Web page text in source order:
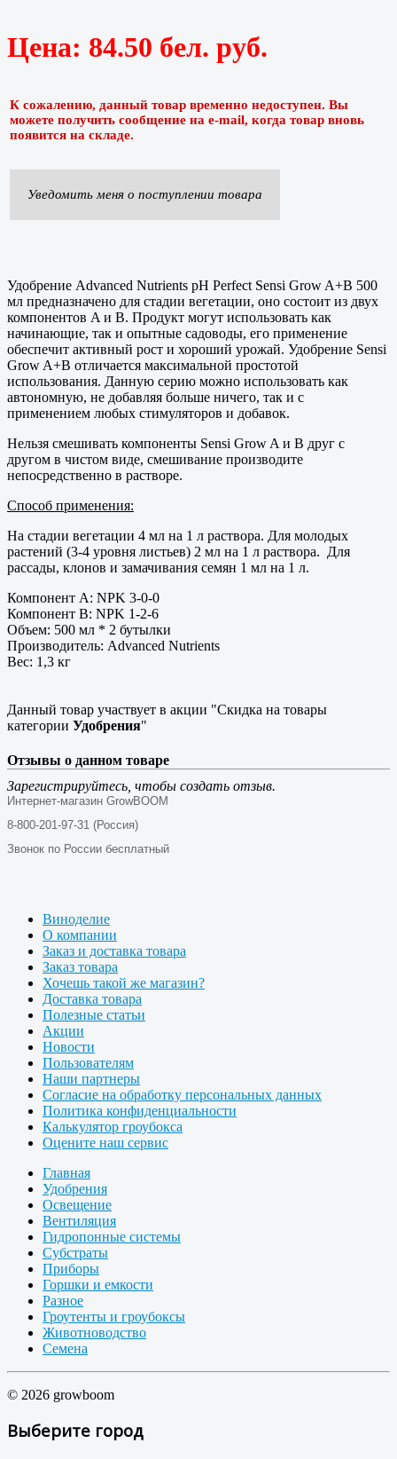
Цена: 84.50 бел. руб.
К сожалению, данный товар временно недоступен. Вы
можете получить сообщение на e-mail, когда товар вновь
появится на складе.
Уведомить меня о поступлении товара
Удобрение Advanced Nutrients рН Perfect Sensi Grow A+B 500
мл предназначено для стадии вегетации, оно состоит из двух
компонентов A и B. Продукт могут использовать как
начинающие, так и опытные садоводы, его применение
обеспечит активный рост и хороший урожай. Удобрение Sensi
Grow A+B отличается максимальной простотой
использования. Данную серию можно использовать как
автономную, не добавляя больше ничего, так и с
применением любых стимуляторов и добавок.
Нельзя смешивать компоненты Sensi Grow A и B друг с
другом в чистом виде, смешивание производите
непосредственно в растворе.
Способ применения:
На стадии вегетации 4 мл на 1 л раствора. Для молодых
растений (3-4 уровня листьев) 2 мл на 1 л раствора. Для
рассады, клонов и замачивания семян 1 мл на 1 л.
Компонент A: NPK 3-0-0
Компонент B: NPK 1-2-6
Объем: 500 мл * 2 бутылки
Производитель: Advanced Nutrients
Вес: 1,3 кг
Данный товар участвует в акции "Скидка на товары
категории Удобрения"
Отзывы о данном товаре
Зарегистрируйтесь, чтобы создать отзыв.
Интернет-магазин GrowBOOM
8-800-201-97-31 (Россия)
Звонок по России бесплатный
Виноделие
О компании
Заказ и доставка товара
Заказ товара
Хочешь такой же магазин?
Доставка товара
Полезные статьи
Акции
Новости
Пользователям
Наши партнеры
Согласие на обработку персональных данных
Политика конфиденциальности
Калькулятор гроубокса
Оцените наш сервис
Главная
Удобрения
Освещение
Вентиляция
Гидропонные системы
Субстраты
Приборы
Горшки и емкости
Разное
Гроутенты и гроубоксы
Животноводство
Семена
© 2026 growboom
Выберите город